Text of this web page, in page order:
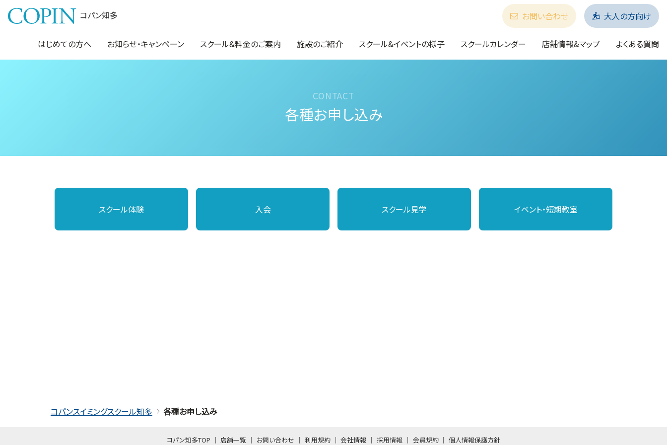
コパン知多
はじめての方へ お知らせ・キャンペーン スクール&料金のご案内 施設のご紹介 スクール&イベントの様子 スクールカレンダー 店舗情報&マップ よくある質問
お問い合わせ 大人の方向け
コパンスイミングスクール知多 各種お申し込み
各種お申し込み
スクール体験 入会 スクール見学 イベント・短期教室
コパン知多TOP 店舗一覧 お問い合わせ 利用規約 会社情報 採用情報 会員規約 個人情報保護方針